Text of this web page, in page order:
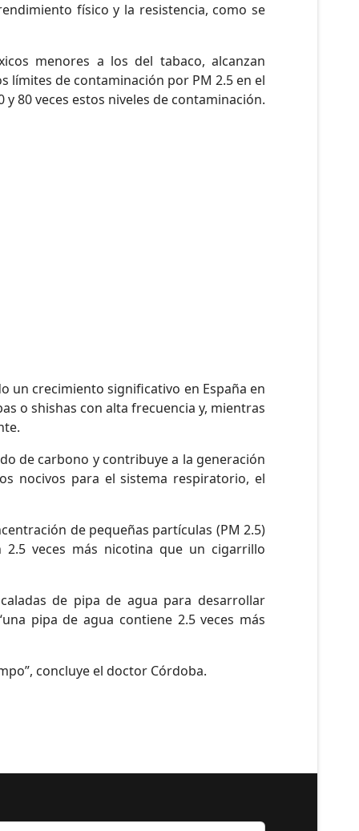
físico y la resistencia, como se
menores a los del tabaco, alcanzan
límites de contaminación por PM 2.5 en el
80 veces estos niveles de contaminación.
un crecimiento significativo en España en
o shishas con alta frecuencia y, mientras
de carbono y contribuye a la generación
nocivos para el sistema respiratorio, el
de pequeñas partículas (PM 2.5)
veces más nicotina que un cigarrillo
de pipa de agua para desarrollar
pipa de agua contiene 2.5 veces más
concluye el doctor Córdoba.